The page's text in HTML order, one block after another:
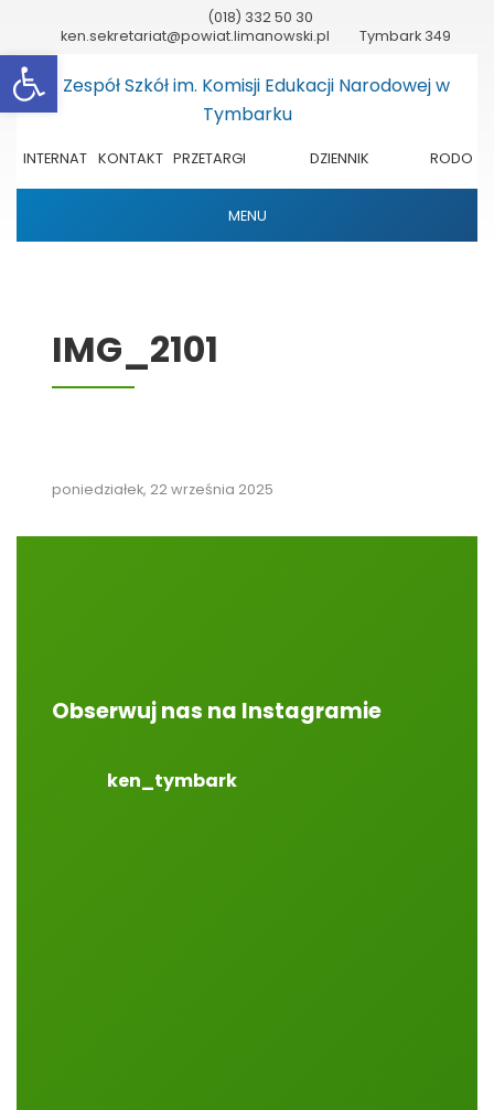
(018) 332 50 30
ken.sekretariat@powiat.limanowski.pl
Tymbark 349
INTERNAT KONTAKT PRZETARGI
DZIENNIK
RODO
MENU
IMG_2101
poniedziałek, 22 września 2025
Obserwuj nas na Instagramie
ken_tymbark
Otwórz pasek narzędzi